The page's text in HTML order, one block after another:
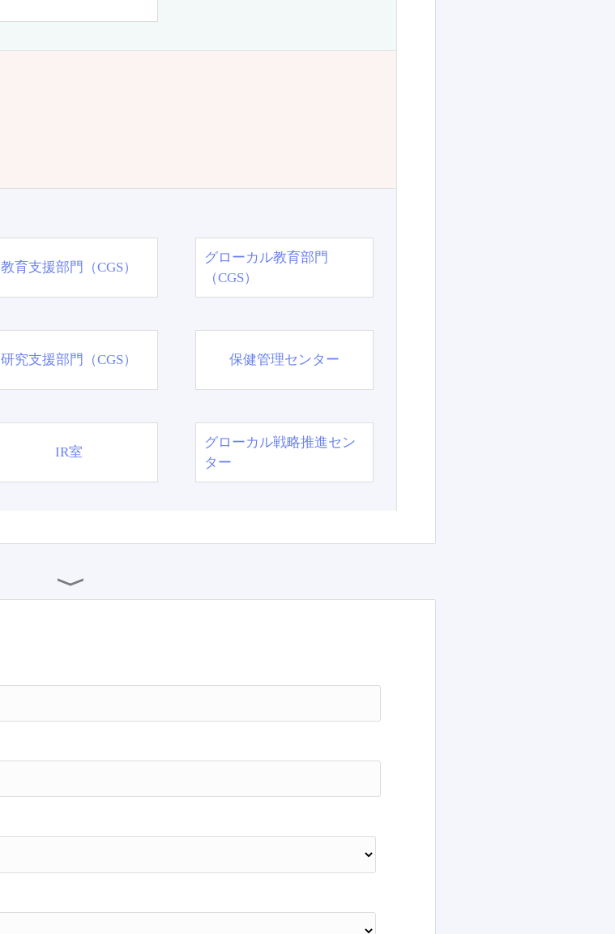
教育支援部門（CGS）
グローカル教育部門
（CGS）
研究支援部門（CGS） 保健管理センター
IR室
グローカル戦略推進セン
ター